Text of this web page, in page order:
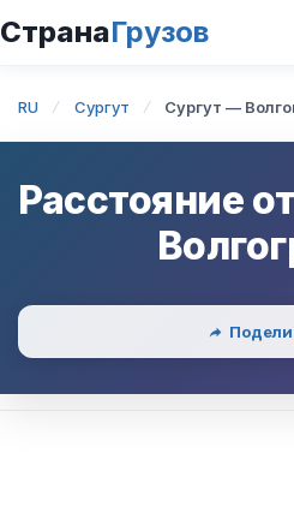
СтранаГрузов
RU Сургут Сургут —
Расстояние от